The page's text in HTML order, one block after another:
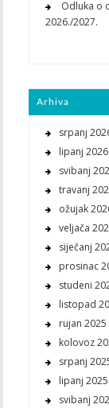
Odluka o
2026./2027.
Arhiva
srpanj
lipanj 2026
svibanj
travanj
ožujak
veljača
siječanj
prosinac
studeni
listopad
rujan 2025
kolovoz
srpanj
lipanj 2025
svibanj